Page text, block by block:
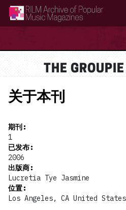
RILM Archive of Popular Music Magazines
THE
关于本刊
期刊:
1
已发布:
2006
出版商:
Lucretia Tye Jasmine
位置:
Los Angeles, CA United States